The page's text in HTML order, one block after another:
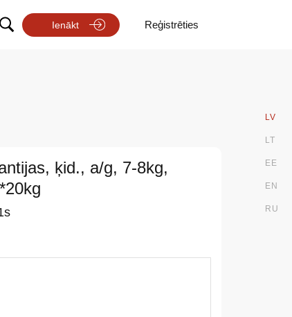
LV
LT
EE
EN
RU
Ienākt Reģistrēties
ķid., a/g, 7-8kg,